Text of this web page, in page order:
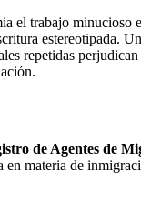
el trabajo
estereotipada.
repetidas
de Agentes de
materia de